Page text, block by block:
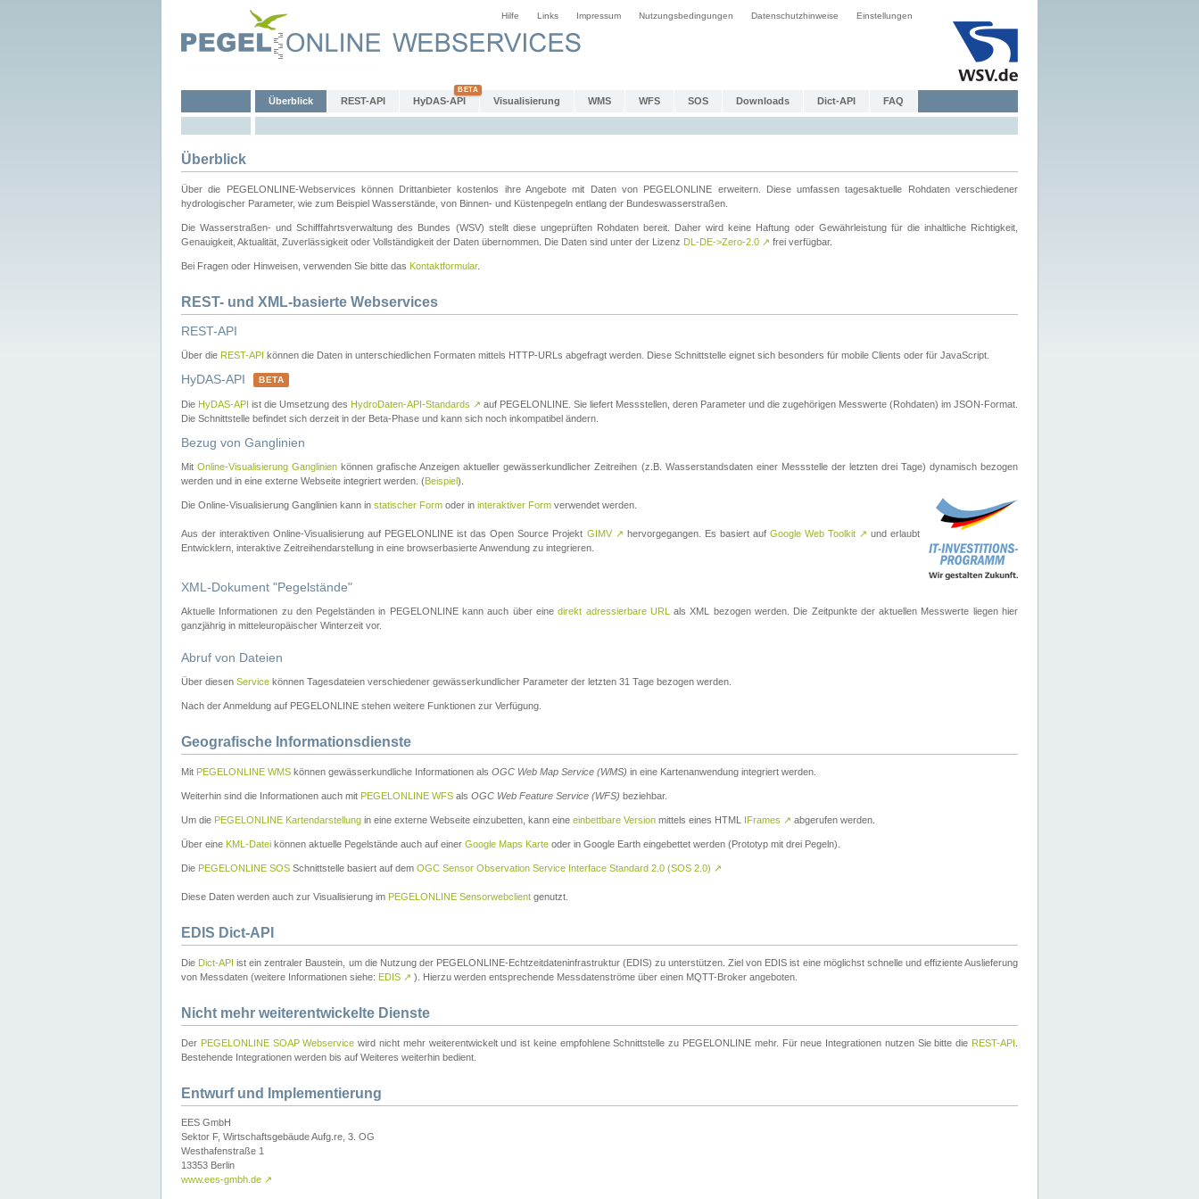
Hilfe Links Impressum Nutzungsbedingungen Datenschutzhinweise Einstellungen
Überblick REST-API HyDAS-API Visualisierung WMS WFS SOS Downloads Dict-API FAQ
Überblick
Über die PEGELONLINE-Webservices können Drittanbieter kostenlos ihre Angebote mit Daten von PEGELONLINE erweitern. Diese umfassen tagesaktuelle Rohdaten verschiedener
hydrologischer Parameter, wie zum Beispiel Wasserstände, von Binnen- und Küstenpegeln entlang der Bundeswasserstraßen.
Die Wasserstraßen- und Schifffahrtsverwaltung des Bundes (WSV) stellt diese ungeprüften Rohdaten bereit. Daher wird keine Haftung oder Gewährleistung für die inhaltliche Richtigkeit,
Genauigkeit, Aktualität, Zuverlässigkeit oder Vollständigkeit der Daten übernommen. Die Daten sind unter der Lizenz DL-DE->Zero-2.0 ↗ frei verfügbar.
Bei Fragen oder Hinweisen, verwenden Sie bitte das Kontaktformular.
REST- und XML-basierte Webservices
REST-API
Über die REST-API können die Daten in unterschiedlichen Formaten mittels HTTP-URLs abgefragt werden. Diese Schnittstelle eignet sich besonders für mobile Clients oder für JavaScript.
HyDAS-API BETA
Die HyDAS-API ist die Umsetzung des HydroDaten-API-Standards ↗ auf PEGELONLINE. Sie liefert Messstellen, deren Parameter und die zugehörigen Messwerte (Rohdaten) im JSON-Format.
Die Schnittstelle befindet sich derzeit in der Beta-Phase und kann sich noch inkompatibel ändern.
Bezug von Ganglinien
MitOnline-Visualisierung Ganglinien können grafische Anzeigen aktueller gewässerkundlicher Zeitreihen (z.B. Wasserstandsdaten einer Messstelle der letzten drei Tage) dynamisch bezogen
werden und in eine externe Webseite integriert werden. (Beispiel).
Die Online-Visualisierung Ganglinien kann in statischer Form oder in interaktiver Form verwendet werden.
Aus der interaktiven Online-Visualisierung auf PEGELONLINE ist das Open Source Projekt GIMV ↗ hervorgegangen. Es basiert auf Google Web Toolkit ↗ und erlaubt
Entwicklern, interaktive Zeitreihendarstellung in eine browserbasierte Anwendung zu integrieren.
XML-Dokument "Pegelstände"
Aktuelle Informationen zu den Pegelständen in PEGELONLINE kann auch über einedirekt adressierbare URL
als XML bezogen werden. Die Zeitpunkte der aktuellen Messwerte liegen hier
ganzjährig in mitteleuropäischer Winterzeit vor.
Abruf von Dateien
Über diesen Service können Tagesdateien verschiedener gewässerkundlicher Parameter der letzten 31 Tage bezogen werden.
Nach der Anmeldung auf PEGELONLINE stehen weitere Funktionen zur Verfügung.
Geografische Informationsdienste
Mit PEGELONLINE WMS können gewässerkundliche Informationen als OGC Web Map Service (WMS) in eine Kartenanwendung integriert werden.
Weiterhin sind die Informationen auch mit PEGELONLINE WFS als OGC Web Feature Service (WFS) beziehbar.
Um die PEGELONLINE Kartendarstellung in eine externe Webseite einzubetten, kann eine einbettbare Version mittels eines HTML IFrames ↗ abgerufen werden.
Über eine KML-Datei können aktuelle Pegelstände auch auf einer Google Maps Karte oder in Google Earth eingebettet werden (Prototyp mit drei Pegeln).
Die PEGELONLINE SOS Schnittstelle basiert auf dem OGC Sensor Observation Service Interface Standard 2.0 (SOS 2.0) ↗
Diese Daten werden auch zur Visualisierung im PEGELONLINE Sensorwebclient genutzt.
EDIS Dict-API
Die Dict-API ist ein zentraler Baustein, um die Nutzung der PEGELONLINE-Echtzeitdateninfrastruktur (EDIS) zu unterstützen. Ziel von EDIS ist eine möglichst schnelle und effiziente Auslieferung
von Messdaten (weitere Informationen siehe: EDIS ↗ ). Hierzu werden entsprechende Messdatenströme über einen MQTT-Broker angeboten.
Nicht mehr weiterentwickelte Dienste
Der PEGELONLINE SOAP Webservice wird nicht mehr weiterentwickelt und ist keine empfohlene Schnittstelle zu PEGELONLINE mehr. Für neue Integrationen nutzen Sie bitte die REST-API
Bestehende Integrationen werden bis auf Weiteres weiterhin bedient.
Entwurf und Implementierung
EES GmbH
Sektor F, Wirtschaftsgebäude Aufg.re, 3. OG
Westhafenstraße 1
13353 Berlin
www.ees-gmbh.de ↗